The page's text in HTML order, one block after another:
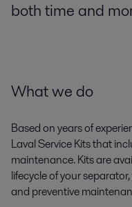
both time and
What we do
Based on years of
Laval Service Kits that
maintenance. Kits are
lifecycle of your
and preventive